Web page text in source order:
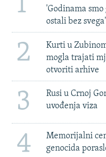
'Godinama
ostali bez svega'
2
Kurti u
mogla trajati
otvoriti arhive
3
Rusi u Crnoj
uvođenja viza
4
Memorijalni
genocida